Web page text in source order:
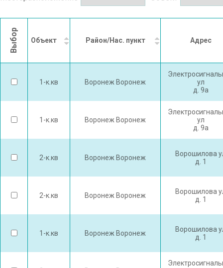
Выбор Объект Район/Нас. пункт Адрес
1-к.кв Воронеж Воронеж
ул
д. 9а
1-к.кв Воронеж Воронеж
ул
д. 9а
2-к.кв Воронеж Воронеж
Ворошилова
д. 1
2-к.кв Воронеж Воронеж
Ворошилова
д. 1
1-к.кв Воронеж Воронеж
Ворошилова
д. 1